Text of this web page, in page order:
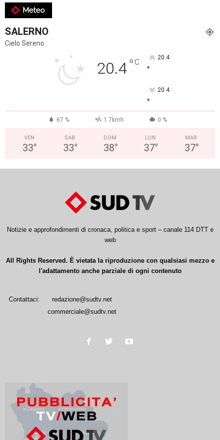
Meteo
SALERNO
Cielo Sereno
20.4°C 20.4
°
20.4
°
67 % 1.7kmh 0 %
VEN
33°
SAB
33°
DOM
38°
LUN
37°
MAR
37°
Notizie e approfondimenti di cronaca, politica e sport – canale 114 DTT e
web
All Rights Reserved. È vietata la riproduzione con qualsiasi mezzo e
l'adattamento anche parziale di ogni contenuto
Contattaci:
redazione@sudtv.net
commerciale@sudtv.net